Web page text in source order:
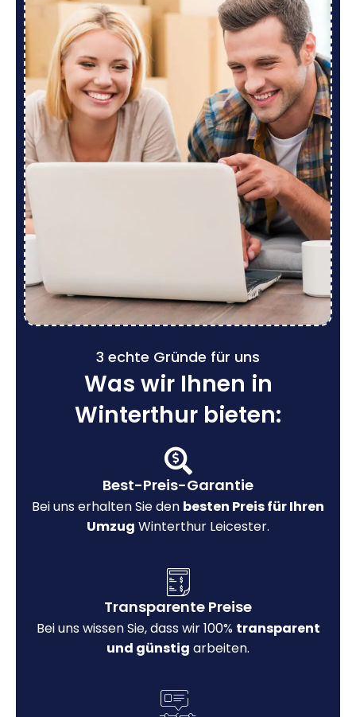
3 echte Gründe für uns
Was wir Ihnen in
Winterthur bieten:
Best-Preis-Garantie
Bei uns erhalten Sie den besten Preis für Ihren
Umzug Winterthur Leicester.
Transparente Preise
Bei uns wissen Sie, dass wir 100% transparent
und günstig arbeiten.